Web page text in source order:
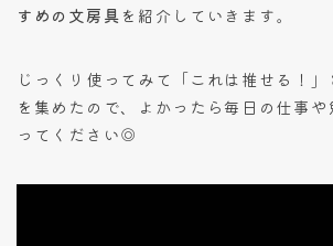
すめの文房具を紹介していきます。
じっくり使ってみて「これは推せる！
を集めたので、よかったら毎日の仕事や
ってください◎